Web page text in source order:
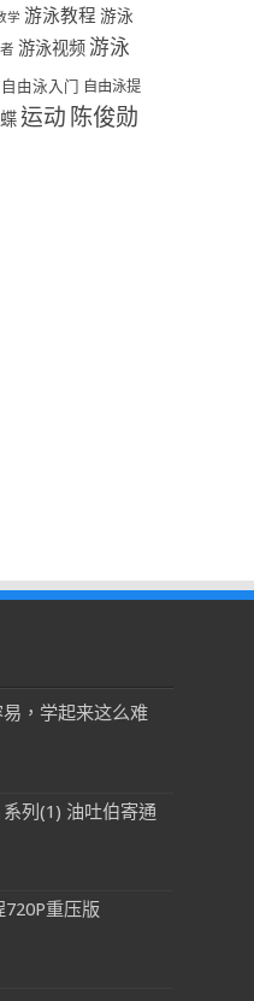
学 游泳教程 游泳
游泳视频 游泳
自由泳入门 自由泳提
运动 陈俊勋
，学起来这么难
列(1) 油吐伯寄通
重压版